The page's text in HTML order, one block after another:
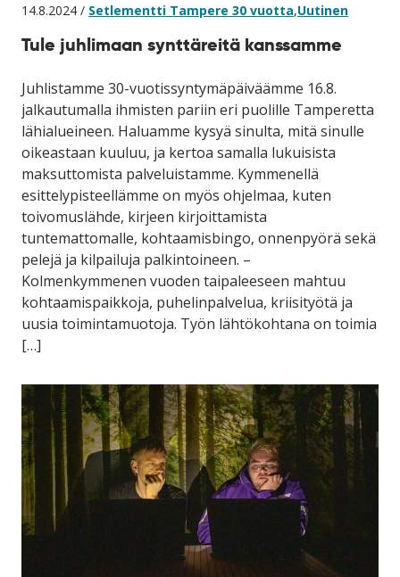
14.8.2024 / Setlementti Tampere 30 vuotta,Uutinen
Tule juhlimaan synttäreitä kanssamme
Juhlistamme 30-vuotissyntymäpäiväämme 16.8.
jalkautumalla ihmisten pariin eri puolille Tamperetta
lähialueineen. Haluamme kysyä sinulta, mitä sinulle
oikeastaan kuuluu, ja kertoa samalla lukuisista
maksuttomista palveluistamme. Kymmenellä
esittelypisteellämme on myös ohjelmaa, kuten
toivomuslähde, kirjeen kirjoittamista
tuntemattomalle, kohtaamisbingo, onnenpyörä sekä
pelejä ja kilpailuja palkintoineen. –
Kolmenkymmenen vuoden taipaleeseen mahtuu
kohtaamispaikkoja, puhelinpalvelua, kriisityötä ja
uusia toimintamuotoja. Työn lähtökohtana on toimia
[…]